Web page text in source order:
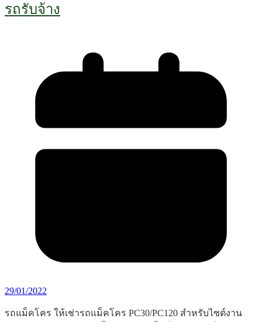
รถรับจ้าง
29/01/2022
รถแม็คโคร ให้เช่ารถแม็คโคร PC30/PC120 สำหรับไซต์งาน